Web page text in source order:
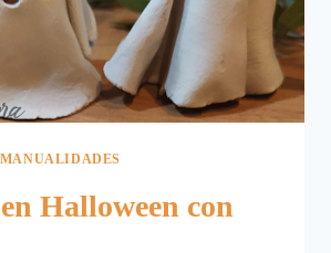
MANUALIDADES
Halloween con